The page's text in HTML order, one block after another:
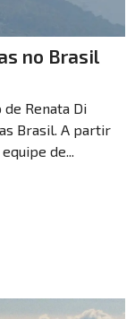
no Brasil
de Renata Di
Brasil. A partir
de...